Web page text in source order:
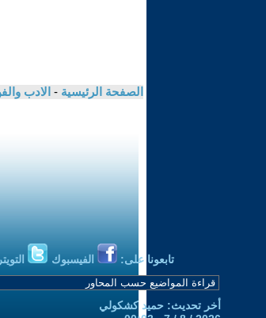
الصفحة الرئيسية - الادب
تابعونا على: الفيسبوك التويتر
أخر تحديث: حميد كشكولي